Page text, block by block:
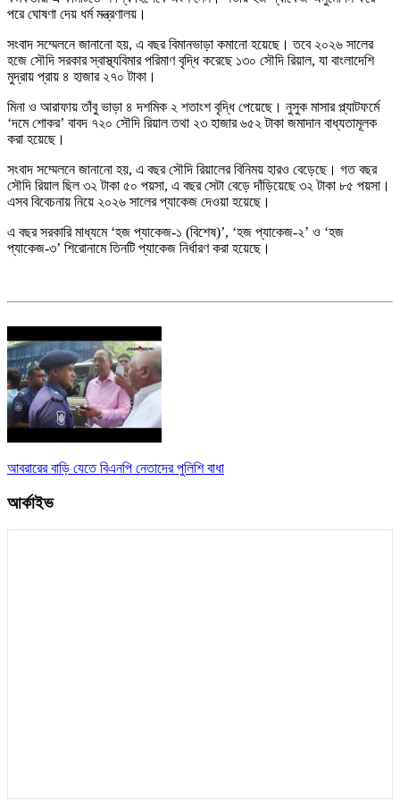
পরে ঘোষণা দেয় ধর্ম মন্ত্রণালয়।
সংবাদ সম্মেলনে জানানো হয়, এ বছর বিমানভাড়া কমানো হয়েছে। তবে ২০২৬ সালের
হজে সৌদি সরকার স্বাস্থ্যবিমার পরিমাণ বৃদ্ধি করেছে ১৩০ সৌদি রিয়াল, যা বাংলাদেশি
মুদ্রায় প্রায় ৪ হাজার ২৭০ টাকা।
মিনা ও আরাফায় তাঁবু ভাড়া ৪ দশমিক ২ শতাংশ বৃদ্ধি পেয়েছে। নুসুক মাসার প্ল্যাটফর্মে
‘দমে শোকর’ বাবদ ৭২০ সৌদি রিয়াল তথা ২৩ হাজার ৬৫২ টাকা জমাদান বাধ্যতামূলক
করা হয়েছে।
সংবাদ সম্মেলনে জানানো হয়, এ বছর সৌদি রিয়ালের বিনিময় হারও বেড়েছে। গত বছর
সৌদি রিয়াল ছিল ৩২ টাকা ৫০ পয়সা, এ বছর সেটা বেড়ে দাঁড়িয়েছে ৩২ টাকা ৮৫ পয়সা।
এসব বিবেচনায় নিয়ে ২০২৬ সালের প্যাকেজ দেওয়া হয়েছে।
এ বছর সরকারি মাধ্যমে ‘হজ প্যাকেজ-১ (বিশেষ)’, ‘হজ প্যাকেজ-২’ ও ‘হজ
প্যাকেজ-৩’ শিরোনামে তিনটি প্যাকেজ নির্ধারণ করা হয়েছে।
আবরারের বাড়ি যেতে বিএনপি নেতাদের পুলিশি বাধা
আর্কাইভ